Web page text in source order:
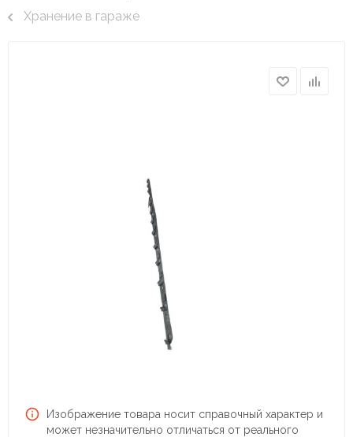
Хранение в гараже
Изображение товара носит справочный характер и
может незначительно отличаться от реального